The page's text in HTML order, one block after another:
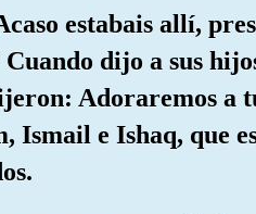
estabais allí,
Cuando dijo a sus
Adoraremos a
Ismail e Ishaq, que